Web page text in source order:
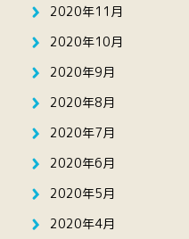
2020年11月
2020年10月
2020年9月
2020年8月
2020年7月
2020年6月
2020年5月
2020年4月